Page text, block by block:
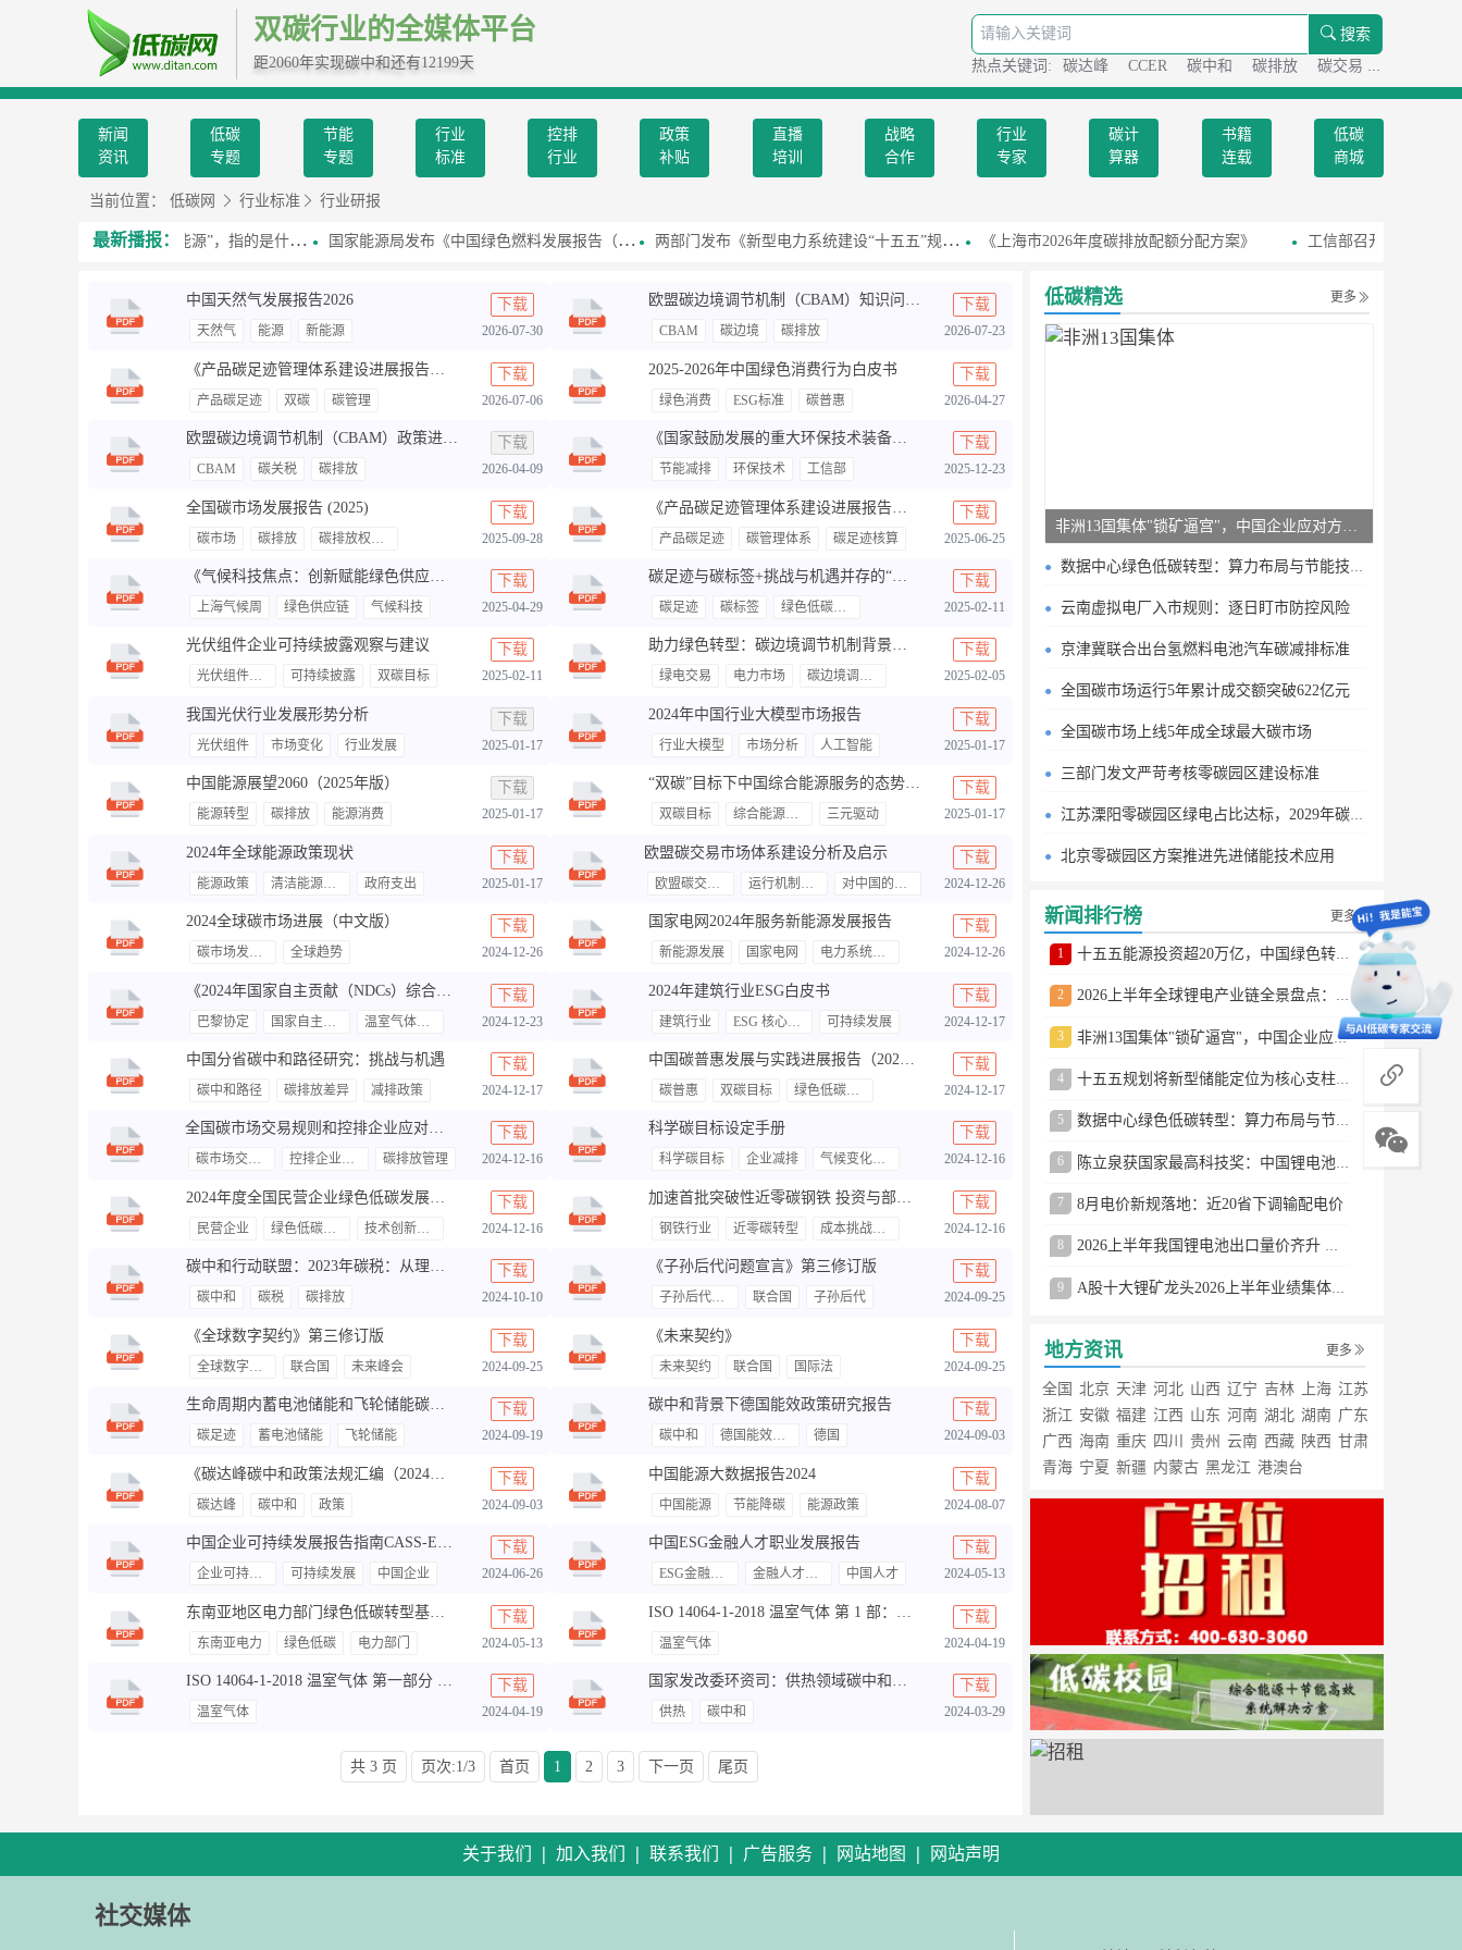
双碳行业的全媒体平台
距2060年实现碳中和还有12199天
搜索
热点关键词:
碳达峰 CCER 碳中和 碳排放 碳交易
新闻
资讯
低碳
专题
节能
专题
行业
标准
控排
行业
政策
补贴
直播
培训
战略
合作
行业
专家
碳计
算器
书籍
连载
低碳
商城
当前位置： 低碳网 行业标准 行业研报
最新播报：
平总书记提到的“第五能源”，指的是什么？ 国家能源局发布《中国绿色燃料发展报告（2026）》 两部门发布《新型电力系统建设“十五五”规划》 《上海市2026年度碳排放配额分配方案》 工信部召开国家级零碳
中国天然气发展报告2026
天然气 能源 新能源
下载
2026-07-30
欧盟碳边境调节机制（CBAM）知识问答（第一期）
CBAM 碳边境 碳排放
下载
2026-07-23
产品碳足迹 双碳 碳管理
下载
2026-07-06
2025-2026年中国绿色消费行为白皮书
绿色消费 ESG标准 碳普惠
下载
2026-04-27
欧盟碳边境调节机制（CBAM）政策进展与前瞻
CBAM 碳关税 碳排放
下载
2026-04-09
《国家鼓励发展的重大环保技术装备目录(2025 年版)》典型案例
节能减排 环保技术 工信部
下载
2025-12-23
全国碳市场发展报告 (2025)
碳市场 碳排放
下载
2025-09-28 产品碳足迹 碳管理体系 碳足迹核算
下载
2025-06-25
上海气候周 绿色供应链 气候科技
下载
2025-04-29 碳足迹 碳标签 绿色低碳转型
下载
2025-02-11
光伏组件企业可持续披露观察与建议
光伏组件企业 可持续披露 双碳目标
下载
2025-02-11
助力绿色转型：碳边境调节机制背景下的中国绿证与欧盟来源担保证书比较研究
绿电交易 电力市场 碳边境调节机制
下载
2025-02-05
我国光伏行业发展形势分析
光伏组件 市场变化 行业发展
下载
2025-01-17
2024年中国行业大模型市场报告
行业大模型 市场分析 人工智能
下载
2025-01-17
中国能源展望2060（2025年版）
能源转型 碳排放 能源消费
下载
2025-01-17
“双碳”目标下中国综合能源服务的态势辨析与理论架构
双碳目标 综合能源服务 三元驱动
下载
2025-01-17
2024年全球能源政策现状
能源政策 政府支出
下载
2025-01-17
欧盟碳交易市场体系建设分析及启示 下载
2024-12-26
2024全球碳市场进展（中文版）
碳市场发展m全球趋势 全球趋势
下载
2024-12-26
国家电网2024年服务新能源发展报告
新能源发展 国家电网 电力系统建设与服务
下载
2024-12-26
巴黎协定
下载
2024-12-23
2024年建筑行业ESG白皮书
建筑行业 可持续发展
下载
2024-12-17
中国分省碳中和路径研究：挑战与机遇
碳中和路径 碳排放差异 减排政策
下载
2024-12-17
中国碳普惠发展与实践进展报告（2023）-绿普惠
碳普惠 双碳目标 绿色低碳发展
下载
2024-12-17
全国碳市场交易规则和控排企业应对方法
碳市场交易规则 控排企业应对 碳排放管理
下载
2024-12-16
科学碳目标设定手册
科学碳目标 企业减排 气候变化应对
下载
2024-12-16
民营企业 绿色低碳发展 技术创新与实践
下载
2024-12-16 钢铁行业 近零碳转型 成本挑战与解决方案
下载
2024-12-16
碳中和行动联盟：2023年碳税：从理论到现实的演进报告-2024-10-双碳.pdf
碳中和 碳税 碳排放
下载
2024-10-10
《子孙后代问题宣言》第三修订版
子孙后代问题宣言 联合国 子孙后代
下载
2024-09-25
《全球数字契约》第三修订版
联合国 未来峰会
下载
2024-09-25
《未来契约》
未来契约 联合国 国际法
下载
2024-09-25
生命周期内蓄电池储能和飞轮储能碳足迹分析
碳足迹 蓄电池储能 飞轮储能
下载
2024-09-19
碳中和背景下德国能效政策研究报告
碳中和 德国能效政策 德国
下载
2024-09-03
碳达峰 碳中和 政策
下载
2024-09-03
中国能源大数据报告2024
中国能源 节能降碳 能源政策
下载
2024-08-07
中国企业可持续发展报告指南CASS-ESG%206.0%20一般框架（2024年6月最新发布）
企业可持续发展 可持续发展 中国企业
下载
2024-06-26
中国ESG金融人才职业发展报告
ESG金融人才 金融人才职业发展 中国人才
下载
2024-05-13
东南亚电力 绿色低碳 电力部门
下载
2024-05-13 温室气体
下载
2024-04-19
温室气体
下载
2024-04-19 供热 碳中和
下载
2024-03-29
共 3 页 页次:1/3 首页 1 2 3 下一页 尾页
低碳精选 更多
非洲13国集体"锁矿逼宫"，中国企业应对方案曝光
数据中心绿色低碳转型：算力布局与节能技术突破
云南虚拟电厂入市规则：逐日盯市防控风险
京津冀联合出台氢燃料电池汽车碳减排标准
全国碳市场运行5年累计成交额突破622亿元
全国碳市场上线5年成全球最大碳市场
三部门发文严苛考核零碳园区建设标准
江苏溧阳零碳园区绿电占比达标，2029年碳排目标明确
北京零碳园区方案推进先进储能技术应用
新闻排行榜 更多
1 十五五能源投资超20万亿，中国绿色转型提速
2 2026上半年全球锂电产业链全景盘点：储能爆发、整车出口高增、材料供需分化
3 非洲13国集体"锁矿逼宫"，中国企业应对方案曝光
4 十五五规划将新型储能定位为核心支柱产业
5 数据中心绿色低碳转型：算力布局与节能技术突破
6
7 8月电价新规落地：近20省下调输配电价
8 2026上半年我国锂电池出口量价齐升 德国成最大市场
9 A股十大锂矿龙头2026上半年业绩集体大涨
地方资讯 更多
全国 北京 天津 河北 山西 辽宁 吉林 上海 江苏
浙江 安徽 福建 江西 山东 河南 湖北 湖南 广东
广西 海南 重庆 四川 贵州 云南 西藏 陕西 甘肃
青海 宁夏 新疆 内蒙古 黑龙江 港澳台
关于我们 加入我们 联系我们 广告服务 网站地图 网站声明
社交媒体